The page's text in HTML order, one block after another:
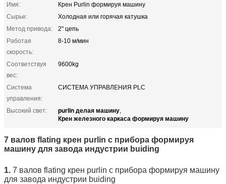
Имя:
Крен Purlin формируя машину
Сырье:
Холодная или горячая катушка
Метод привода:
2" цепь
Работая
скорость:
8-10 м/мин
Соответствуя
вес:
9600kg
Система
управления:
СИСТЕМА УПРАВЛЕНИЯ PLC
Высокий свет: purlin делая машину,
Крен железного каркаса формируя машину
7 валов flating крен purlin c прибора формируя
машину для завода индустрии buiding
1. 7 валов flating крен purlin c прибора формируя машину
для завода индустрии buiding